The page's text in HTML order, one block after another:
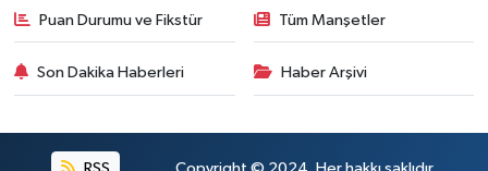
Puan Durumu ve Fikstür Tüm Manşetler
Son Dakika Haberleri Haber Arşivi